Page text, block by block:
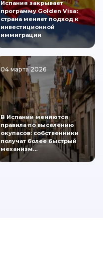
Испания закрывает
программу Golden Visa:
страна меняет подход к
инвестиционной
иммиграции
04 марта 2026
В Испании меняются
правила по выселению
окупасов: собственники
получат более быстрый
механизм…